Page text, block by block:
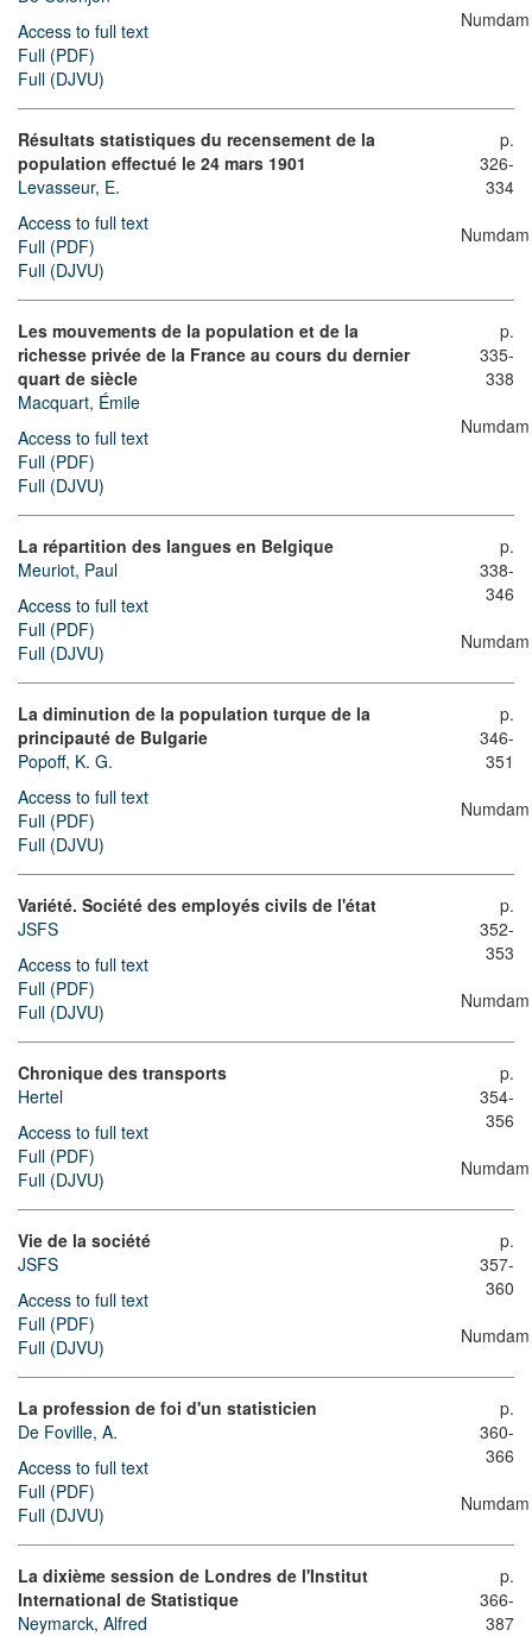
Access to full text
Full (PDF)
Full (DJVU)
Numdam
Résultats statistiques du recensement de la
population effectué le 24 mars 1901
Levasseur, E.
Access to full text
Full (PDF)
Full (DJVU)
p.
326-
334
Numdam
Les mouvements de la population et de la
richesse privée de la France au cours du dernier
quart de siècle
Macquart, Émile
Access to full text
Full (PDF)
Full (DJVU)
p.
335-
338
Numdam
La répartition des langues en Belgique
Meuriot, Paul
Access to full text
Full (PDF)
Full (DJVU)
p.
338-
346
Numdam
La diminution de la population turque de la
principauté de Bulgarie
Popoff, K. G.
Access to full text
Full (PDF)
Full (DJVU)
p.
346-
351
Numdam
Variété. Société des employés civils de l'état
JSFS
Access to full text
Full (PDF)
Full (DJVU)
p.
352-
353
Numdam
Chronique des transports
Hertel
Access to full text
Full (PDF)
Full (DJVU)
p.
354-
356
Numdam
Vie de la société
JSFS
Access to full text
Full (PDF)
Full (DJVU)
p.
357-
360
Numdam
La profession de foi d'un statisticien
De Foville, A.
Access to full text
Full (PDF)
Full (DJVU)
p.
360-
366
Numdam
La dixième session de Londres de l'Institut
International de Statistique
Neymarck, Alfred
p.
366-
387